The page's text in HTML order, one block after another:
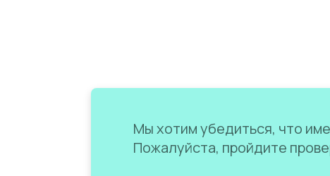
Мы хотим убедиться, что
Пожалуйста, пройдите